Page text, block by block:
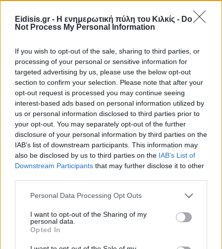
Eidisis.gr - Η ενημερωτική πύλη του Κιλκίς - Do
Not Process My Personal Information
If you wish to opt-out of the sale, sharing to third parties, or
processing of your personal or sensitive information for
targeted advertising by us, please use the below opt-out
section to confirm your selection. Please note that after your
opt-out request is processed you may continue seeing
interest-based ads based on personal information utilized by
us or personal information disclosed to third parties prior to
your opt-out. You may separately opt-out of the further
disclosure of your personal information by third parties on the
IAB’s list of downstream participants. This information may
also be disclosed by us to third parties on the IAB’s List of
Downstream Participants that may further disclose it to other
Personal Data Processing Opt Outs
I want to opt-out of the Sharing of my
personal data.
Opted In